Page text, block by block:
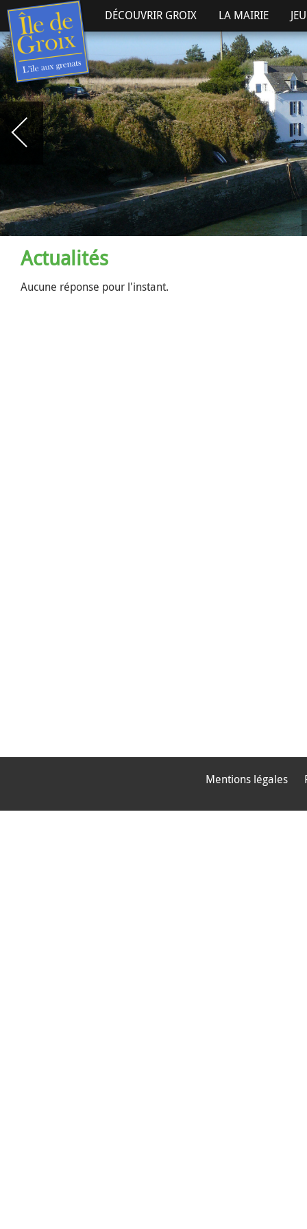
DÉCOUVRIR GROIX LA MAIRIE
Actualités
Aucune réponse pour l'instant.
Mentions légales